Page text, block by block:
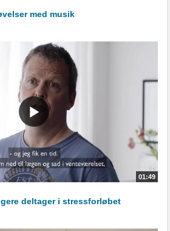
med musik
01:49
deltager i stressforløbet